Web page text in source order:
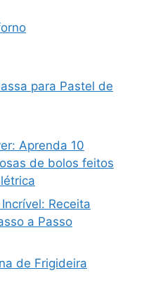
para Pastel de
Aprenda 10
de bolos feitos
Receita
a Passo
de Frigideira